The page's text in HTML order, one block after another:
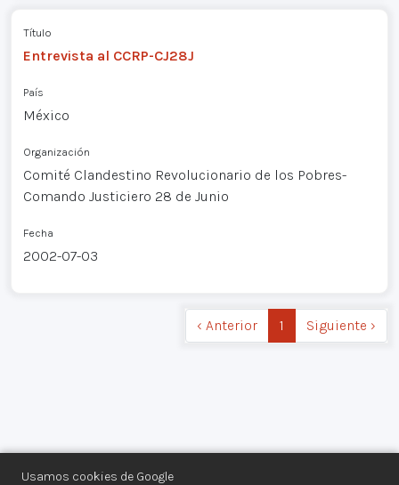
Usamos cookies de Google
Título
Entrevista al CCRP-CJ28J
País
México
Organización
Comité Clandestino Revolucionario de los Pobres-
Comando Justiciero 28 de Junio
Fecha
2002-07-03
‹ Anterior 1 Siguiente ›